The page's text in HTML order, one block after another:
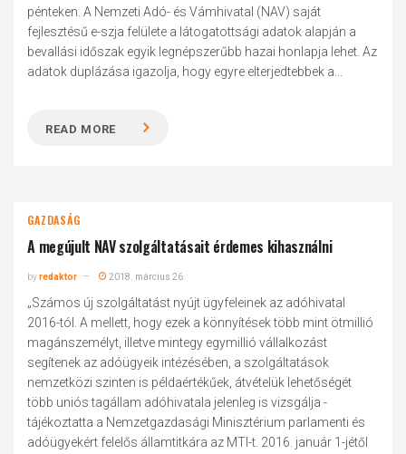
pénteken. A Nemzeti Adó- és Vámhivatal (NAV) saját
fejlesztésű e-szja felülete a látogatottsági adatok alapján a
bevallási időszak egyik legnépszerűbb hazai honlapja lehet. Az
adatok duplázása igazolja, hogy egyre elterjedtebbek a...
READ MORE
GAZDASÁG
A megújult NAV szolgáltatásait érdemes kihasználni
byredaktor 2018. március 26.
„Számos új szolgáltatást nyújt ügyfeleinek az adóhivatal
2016-tól. A mellett, hogy ezek a könnyítések több mint ötmillió
magánszemélyt, illetve mintegy egymillió vállalkozást
segítenek az adóügyeik intézésében, a szolgáltatások
nemzetközi szinten is példaértékűek, átvételük lehetőségét
több uniós tagállam adóhivatala jelenleg is vizsgálja -
tájékoztatta a Nemzetgazdasági Minisztérium parlamenti és
adóügyekért felelős államtitkára az MTI-t. 2016. január 1-jétől